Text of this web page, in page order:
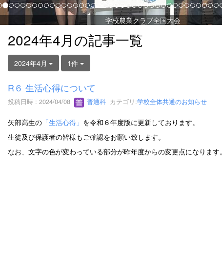
学校農業クラブ全国大会
2024年4月の記事一覧
2024年4月 1件
R６ 生活心得について
投稿日時 : 2024/04/08 普通科カテゴリ:学校全体共通のお知らせ
矢部高生の「生活心得」 を令和６年度版に更新しております。
生徒及び保護者の皆様もご確認をお願い致します。
なお、文字の色が変わっている部分が昨年度からの変更点になります。